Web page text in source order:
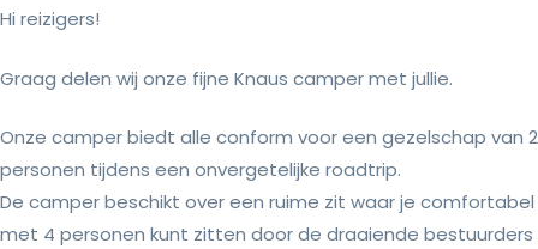
Hi reizigers!
Graag delen wij onze fijne Knaus camper met jullie.
Onze camper biedt alle conform voor een gezelschap van 2
personen tijdens een onvergetelijke roadtrip.
De camper beschikt over een ruime zit waar je comfortabel
met 4 personen kunt zitten door de draaiende bestuurders